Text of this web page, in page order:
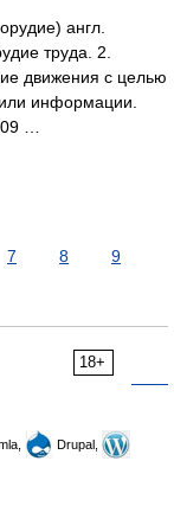
англ.
труда. 2.
движения с целью
информации.
…
7 8
9
18+
Drupal,